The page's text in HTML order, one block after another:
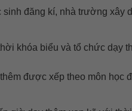
sinh đăng kí, nhà trường xây
khóa biểu và tổ chức dạy
thêm được xếp theo môn